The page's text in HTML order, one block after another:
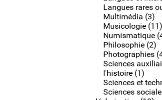
Langues rares
Multimédia (3)
Musicologie (11)
Numismatique
Philosophie (2)
Photographies
Sciences
l'histoire (1)
Sciences et
Sciences